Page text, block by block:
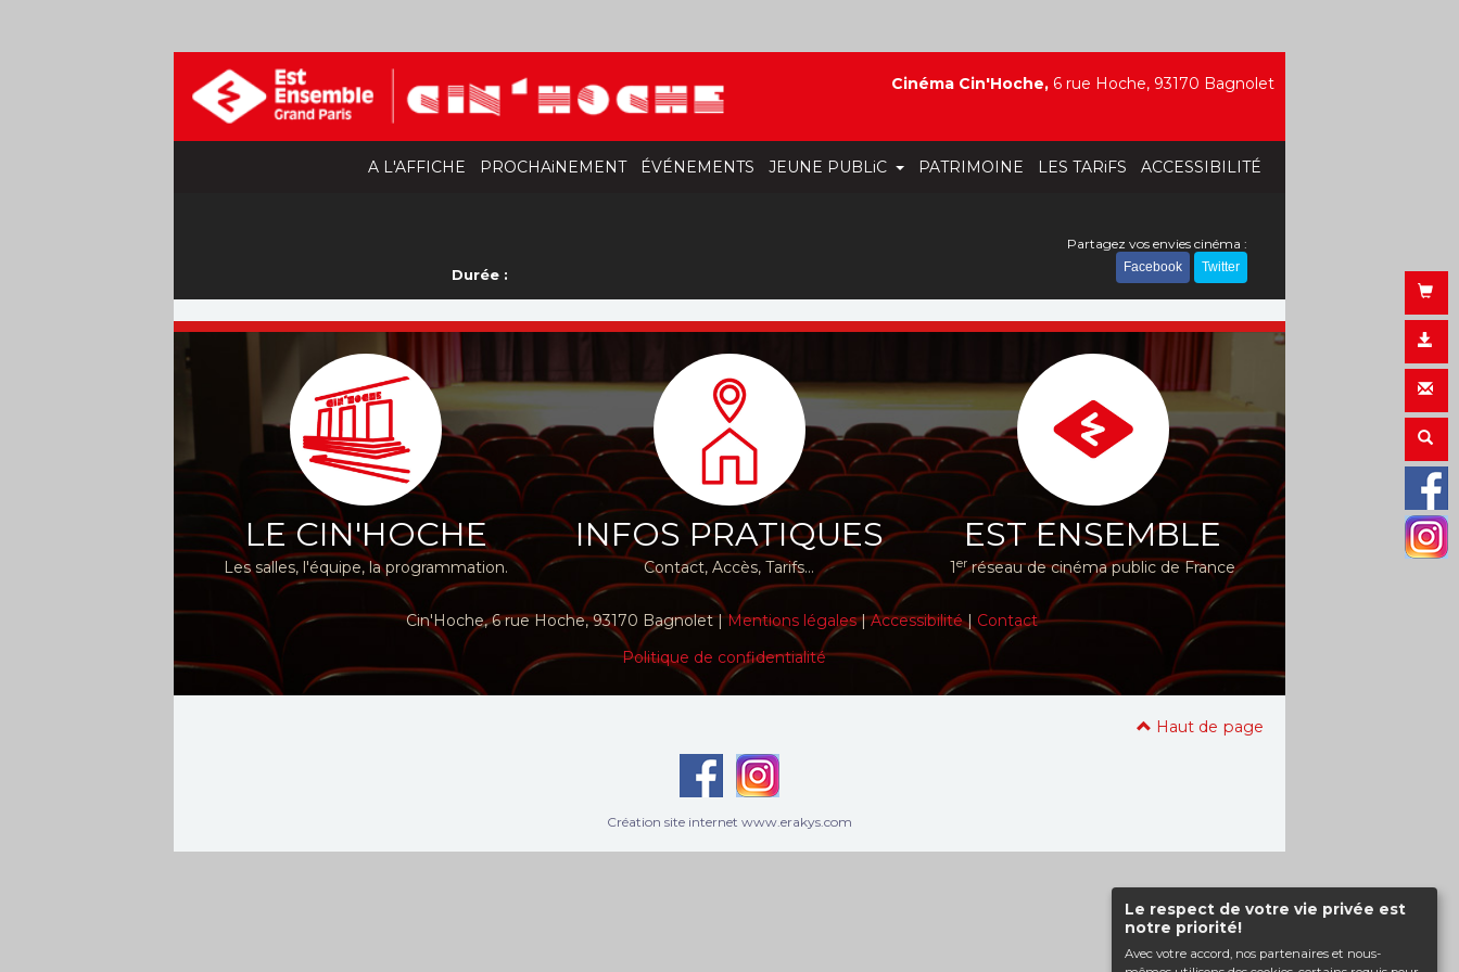
Le respect de votre vie privée est
notre priorité!
Avec votre accord, nos partenaires et nous-
A L'AFFICHE PROCHAiNEMENT ÉVÉNEMENTS JEUNE PUBLiC PATRIMOINE LES TARiFS ACCESSIBILITÉ
Cinéma Cin'Hoche, 6 rue Hoche, 93170 Bagnolet
Durée :
Partagez vos envies cinéma :
Facebook Twitter
LE CIN'HOCHE
Les salles, l'équipe, la programmation.
INFOS PRATIQUES
Contact, Accès, Tarifs...
EST ENSEMBLE
1erréseau de cinéma public de France
Cin'Hoche, 6 rue Hoche, 93170 Bagnolet |Mentions légales|Accessibilité| Contact
Politique de confidentialité
Haut de page
Création site internet www.erakys.com